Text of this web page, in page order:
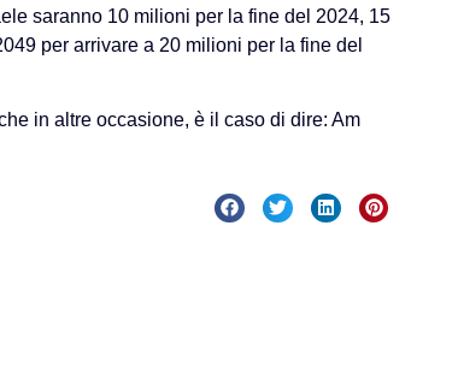
saranno 10 milioni per la fine del 2024, 15
per arrivare a 20 milioni per la fine del
in altre occasione, è il caso di dire: Am